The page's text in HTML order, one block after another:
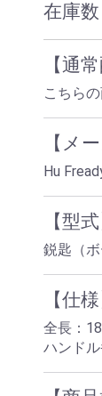
在庫数
【通
こちら
【メ
Hu
【型式
鋭匙（
【仕様
全長：
ハンド